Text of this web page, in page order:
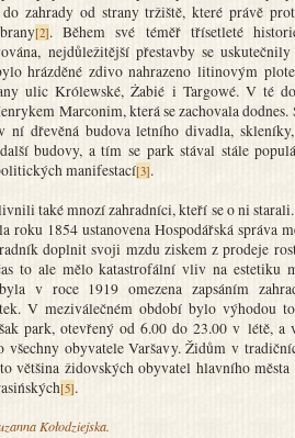
zahrady od strany tržiště, které právě
[2]. Během své téměř třísetleté
nejdůležitější přestavby se
hrázděné zdivo nahrazeno litinovým
ulic Królewské, Żabié i Targowé. V té
Marconim, která se zachovala dodnes.
ní dřevěná budova letního divadla,
budovy, a tím se park stával stále
manifestací[3].
také mnozí zahradníci, kteří se o ni starali.
roku 1854 ustanovena Hospodářská správa
doplnit svoji mzdu ziskem z prodeje
to ale mělo katastrofální vliv na estetiku
v roce 1919 omezena zapsáním
V meziválečném období bylo výhodou
park, otevřený od 6.00 do 23.00 v létě, a
všechny obyvatele Varšavy. Židům v
většina židovských obyvatel hlavního
[5].
Kołodziejska.